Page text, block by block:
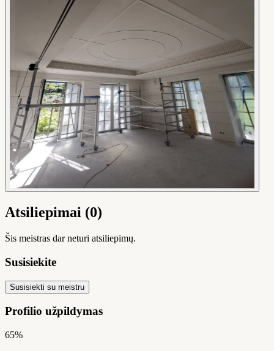
Atsiliepimai (0)
Šis meistras dar neturi atsiliepimų.
Susisiekite
Susisiekti su meistru
Profilio užpildymas
65%